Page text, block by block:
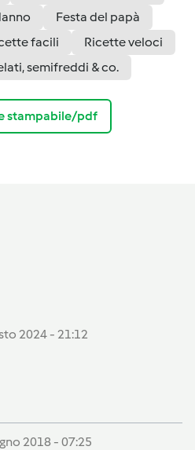
Festa del papà
facili
Ricette veloci
semifreddi & co.
stampabile/pdf
2024 - 21:12
2018 - 07:25